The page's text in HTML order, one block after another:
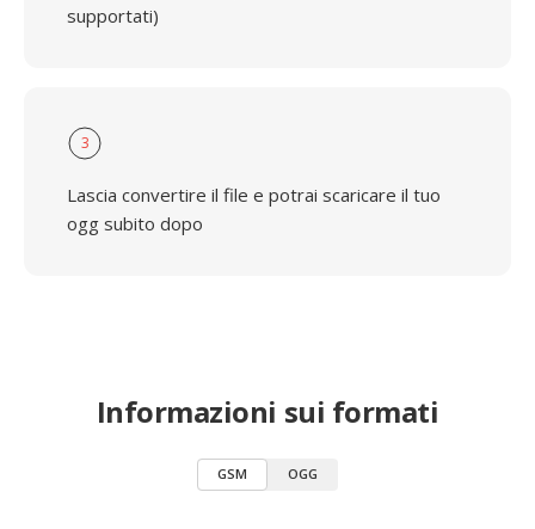
supportati)
3
Lascia convertire il file e potrai scaricare il tuo
ogg subito dopo
Informazioni sui formati
GSM OGG